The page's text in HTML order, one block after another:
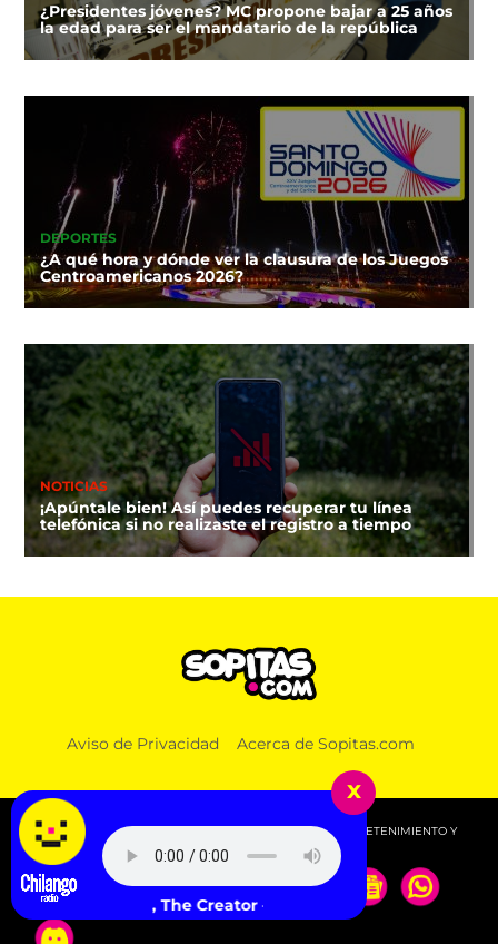
¿Presidentes jóvenes? MC propone bajar a 25 años
la edad para ser el mandatario de la república
DEPORTES
¿A qué hora y dónde ver la clausura de los Juegos
Centroamericanos 2026?
NOTICIAS
¡Apúntale bien! Así puedes recuperar tu línea
telefónica si no realizaste el registro a tiempo
Aviso de Privacidad Acerca de Sopitas.com
© 2026 SOPITAS.COM - MÚSICA, NOTICIAS, DEPORTES, ENTRETENIMIENTO Y
MÁS!.
x
Tyler, The Creator - Yonkers